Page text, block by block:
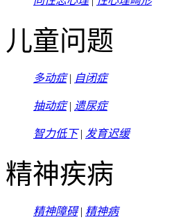
儿童问题
多动症| 自闭症
抽动症| 遗尿症
智力低下| 发育迟缓
精神疾病
精神障碍| 精神病